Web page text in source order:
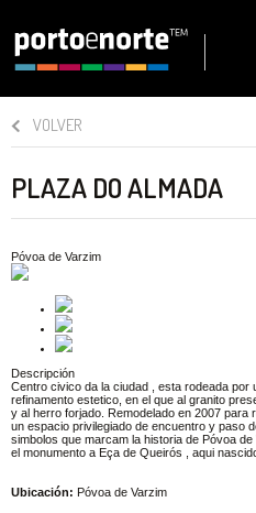
VOLVER
PLAZA DO ALMADA
Póvoa de Varzim
Descripción
Centro civico da la ciudad , esta rodeada por
refinamento estetico, en el que al granito
y al herro forjado. Remodelado en 2007
un espacio privilegiado de encuentro y paso
simbolos que marcam la historia de Póvoa de
el monumento a Eça de Queirós , aqui
Ubicación: Póvoa de Varzim